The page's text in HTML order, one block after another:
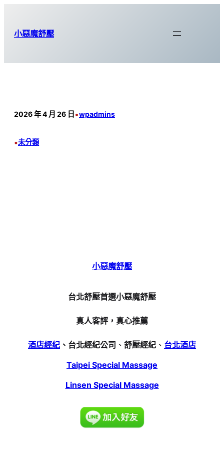
小惡魔舒壓
2026 年 4 月 26 日 •wpadmins
•未分類
小惡魔舒壓
台北舒壓首選小惡魔舒壓
真人客評，真心推薦
酒店經紀 、台北經紀公司 、 舒壓經紀 、 台北酒店
Taipei Special Massage
Linsen Special Massage